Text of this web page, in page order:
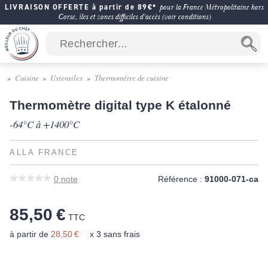
LIVRAISON OFFERTE à partir de 89€* pour la France Métropolitaine hors
Corse, îles et zones difficiles d'accès (voir conditions)
Cuisine Ustensiles Thermomètre de cuisine
Thermomètre digital type K étalonné
-64°C à +1400°C
ALLA FRANCE
0 note Référence : 91000-071-ca
85,50 € TTC
à partir de 28,50 € x 3 sans frais